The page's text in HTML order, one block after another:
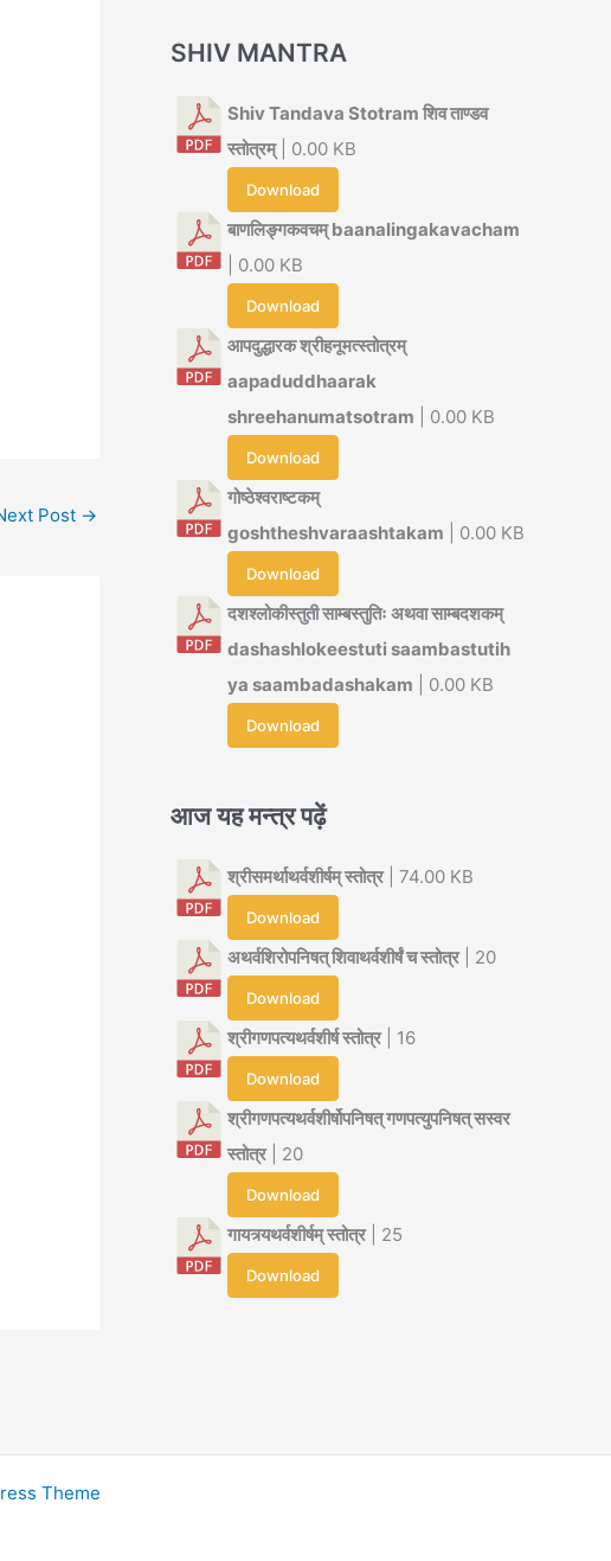
Post →
SHIV MANTRA
Shiv Tandava Stotram शिव ताण्डव
स्तोत्रम्| 0.00 KB
Download
बाणलिङ्गकवचम् baanalingakavacham
| 0.00 KB
Download
आपदुद्धारक श्रीहनूमत्स्तोत्रम्
aapaduddhaarak
shreehanumatsotram | 0.00 KB
Download
गोष्ठेश्वराष्टकम्
goshtheshvaraashtakam | 0.00 KB
Download
दशश्लोकीस्तुती साम्बस्तुतिः अथवा साम्बदशकम्
dashashlokeestuti saambastutih
ya saambadashakam | 0.00 KB
Download
आज यह मन्त्र पढ़ें
श्रीसमर्थाथर्वशीर्षम् स्तोत्र| 74.00 KB
Download
अथर्वशिरोपनिषत् शिवाथर्वशीर्षं च स्तोत्र| 20
Download
श्रीगणपत्यथर्वशीर्ष स्तोत्र| 16
Download
श्रीगणपत्यथर्वशीर्षोपनिषत् गणपत्युपनिषत् सस्वर
स्तोत्र| 20
Download
गायत्र्यथर्वशीर्षम् स्तोत्र| 25
Download
Theme